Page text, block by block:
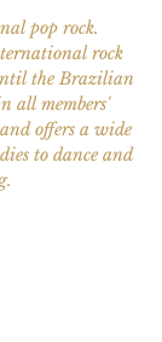
pop rock.
rock
the Brazilian
all members'
offers a wide
to dance and